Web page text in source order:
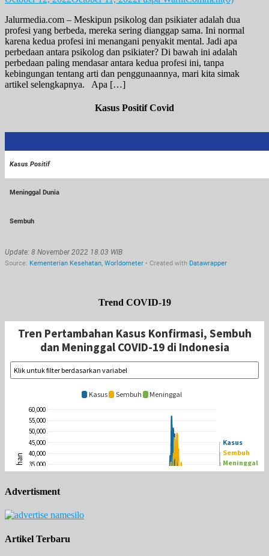
Jalurmedia.com – Meskipun psikolog dan psikiater adalah dua
profesi yang berbeda, mereka sering dianggap sama. Ini normal
karena kedua profesi ini menangani penyakit mental. Jadi apa
perbedaan antara psikolog dan psikiater? Di bawah ini adalah
perbedaan paling mendasar antara kedua profesi ini, tanpa
kebingungan tentang arti dan penggunaannya, mari kita simak
artikel selengkapnya. Apa […]
Kasus Positif Covid
Trend COVID-19
Advertisment
Artikel Terbaru